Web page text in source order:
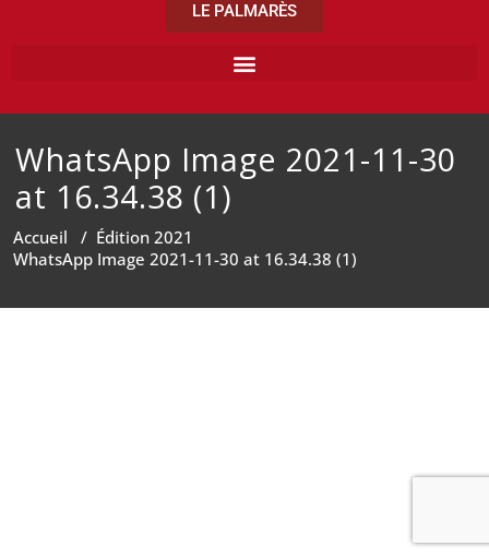
LE PALMARÈS
WhatsApp Image 2021-11-30
at 16.34.38 (1)
Accueil / Édition 2021
WhatsApp Image 2021-11-30 at 16.34.38 (1)